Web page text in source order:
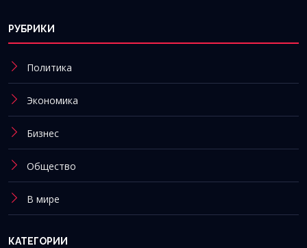
РУБРИКИ
Политика
Экономика
Бизнес
Общество
В мире
КАТЕГОРИИ